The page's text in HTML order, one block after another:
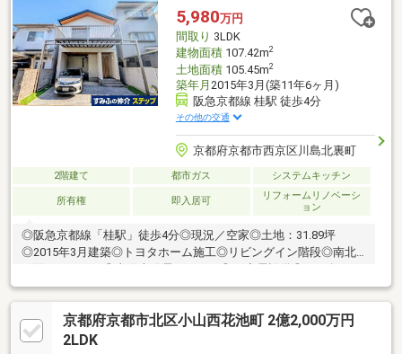
に制限■ ご希望の住まい探しをお手伝いします ━━━━━・・・
物件の詳細・ご相談はお気軽にお問い合わせください。
5,980万円
間取り 3LDK
建物面積107.42m2
土地面積105.45m2
築年月 2015年3月(築11年6ヶ月)
阪急京都線 桂駅 徒歩4分
その他の交通
京都府京都市西京区川島北裏町
2階建て 都市ガス システムキッチン
所有権 即入居可
リフォームリノベーシ
ョン
◎阪急京都線「桂駅」徒歩4分◎現況／空家◎土地：31.89坪
◎2015年3月建築◎トヨタホーム施工◎リビングイン階段◎南北
改装済・全室クロス貼替え・トイレ入替（温水洗浄機能付）・機
能門柱設置・ハウスクリーニング等
京都府京都市北区小山西花池町 2億2,000万円
2LDK